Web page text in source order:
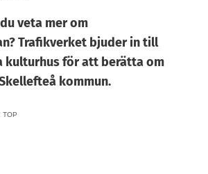
veta mer om
Trafikverket bjuder in till
kulturhus för att berätta om
kommun.
TOP